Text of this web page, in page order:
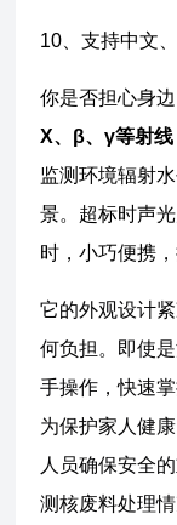
10、支持中文
你是否担心身
Χ、β、γ等射线
监测环境辐射
景。超标时声
时，小巧便携，
它的外观设计
何负担。即使
手操作，快速
为保护家人健
人员确保安全
测核废料处理